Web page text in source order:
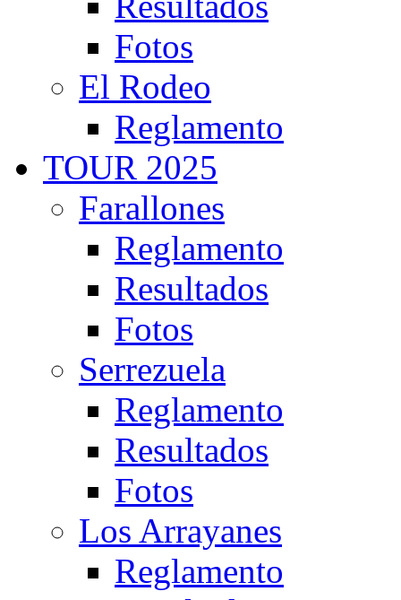
Fotos
El Rodeo
Reglamento
TOUR 2025
Farallones
Reglamento
Resultados
Fotos
Serrezuela
Reglamento
Resultados
Fotos
Los Arrayanes
Reglamento